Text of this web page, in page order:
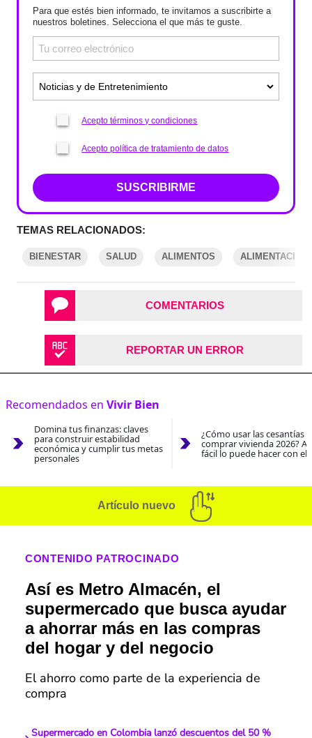
Para que estés bien informado, te invitamos a suscribirte a
nuestros boletines. Selecciona el que más te guste.
Acepto términos y condiciones
Acepto política de tratamiento de datos
SUSCRIBIRME
TEMAS RELACIONADOS:
BIENESTAR SALUD ALIMENTOS ALIMENTACIÓN
COMENTARIOS
REPORTAR UN ERROR
Recomendados en Vivir Bien
Domina tus finanzas: claves
para construir estabilidad
económica y cumplir tus metas
personales
¿Cómo usar las cesantías
comprar vivienda 2026?
fácil lo puede hacer con el
Artículo nuevo
CONTENIDO PATROCINADO
Así es Metro Almacén, el
supermercado que busca ayudar
a ahorrar más en las compras
del hogar y del negocio
El ahorro como parte de la experiencia de
compra
Supermercado en Colombia lanzó descuentos del 50 %